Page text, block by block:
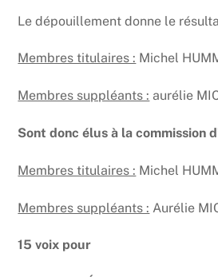
Le dépouillement donne le
Membres titulaires : Michel
Membres suppléants : aurélie
Sont donc élus à la commission
Membres titulaires : Michel
Membres suppléants : Aurélie
15 voix pour